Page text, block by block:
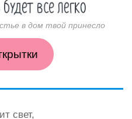
в дом твой принесло
свет,